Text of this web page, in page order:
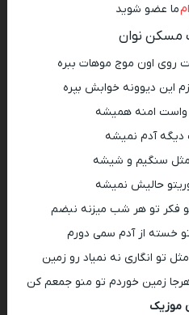
ما عضو شوید
مسکن نوان
روی اون موج موهات ببره
این دیوونه خوابش بپره
واست امنه همیشه
دیگه آدم نمیشه
سنگیم و شیشه
حالیش نمیشه
فکر تو هر شب میزنه نبضم
خسته از آدم سمی دورم
تو انگاری نه نمیاد رو زمین
زمین خوردم تو منو جمعم کن
موزیک